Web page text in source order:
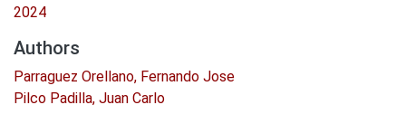
2024
Authors
Parraguez Orellano, Fernando Jose
Pilco Padilla, Juan Carlo